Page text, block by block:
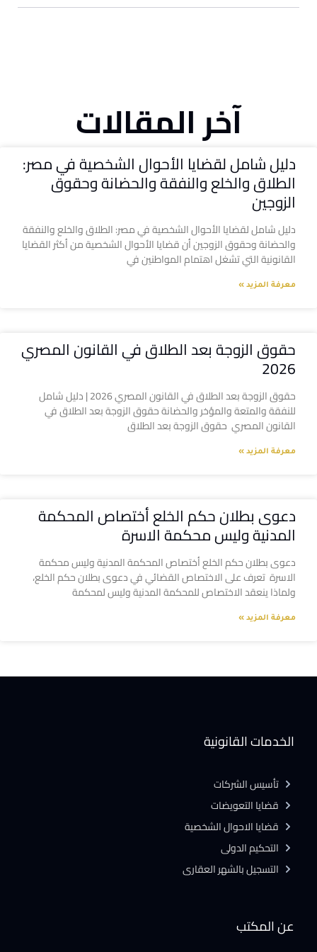
آخر المقالات
دليل شامل لقضايا الأحوال الشخصية في مصر:
الطلاق والخلع والنفقة والحضانة وحقوق
الزوجين
دليل شامل لقضايا الأحوال الشخصية في مصر: الطلاق والخلع والنفقة
والحضانة وحقوق الزوجين أن قضايا الأحوال الشخصية من أكثر القضايا
القانونية التي تشغل اهتمام المواطنين في
معرفة المزيد »
حقوق الزوجة بعد الطلاق في القانون المصري
2026
حقوق الزوجة بعد الطلاق في القانون المصري 2026 | دليل شامل
للنفقة والمتعة والمؤخر والحضانة حقوق الزوجة بعد الطلاق في
القانون المصري حقوق الزوجة بعد الطلاق
معرفة المزيد »
دعوى بطلان حكم الخلع أختصاص المحكمة
المدنية وليس محكمة الاسرة
دعوى بطلان حكم الخلع أختصاص المحكمة المدنية وليس محكمة
الاسرة تعرف على الاختصاص القضائي في دعوى بطلان حكم الخلع،
ولماذا ينعقد الاختصاص للمحكمة المدنية وليس لمحكمة
معرفة المزيد »
عن المكتب
الخدمات القانونية
تأسيس الشركات
قضايا التعويضات
قضايا الاحوال الشخصية
التحكيم الدولى
التسجيل بالشهر العقارى